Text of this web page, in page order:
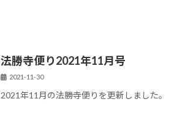
法勝寺便り2021年11月号
2021-11-30
2021年11月の法勝寺便りを更新しました。